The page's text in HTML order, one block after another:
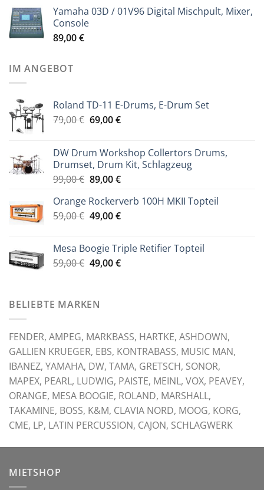
Yamaha 03D / 01V96 Digital Mischpult, Mixer,
Console
89,00€
IM ANGEBOT
Roland TD-11 E-Drums, E-Drum Set
79,00€ Ursprünglicher
79,00 €
69,00€Aktueller
69,00 €.
DW Drum Workshop Collertors Drums,
Drumset, Drum Kit, Schlagzeug
99,00€ Ursprünglicher
war:
99,00 €
89,00€Aktueller
ist:
89,00 €.
Orange Rockerverb 100H MKII Topteil
59,00€ Ursprünglicher
59,00 €
49,00€Aktueller
49,00 €.
Mesa Boogie Triple Retifier Topteil
59,00€ Ursprünglicher
59,00 €
49,00€Aktueller
BELIEBTE MARKEN
FENDER, AMPEG, MARKBASS, HARTKE, ASHDOWN,
GALLIEN KRUEGER, EBS, KONTRABASS, MUSIC MAN,
IBANEZ, YAMAHA, DW, TAMA, GRETSCH, SONOR,
MAPEX, PEARL, LUDWIG, PAISTE, MEINL, VOX, PEAVEY,
ORANGE, MESA BOOGIE, ROLAND, MARSHALL,
TAKAMINE, BOSS, K&M, CLAVIA NORD, MOOG, KORG,
CME, LP, LATIN PERCUSSION, CAJON, SCHLAGWERK
MIETSHOP